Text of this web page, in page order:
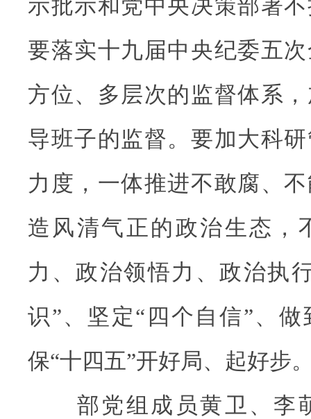
示批示和党中央决策部署
要落实十九届中央纪委五
方位、多层次的监督体系
导班子的监督。要加大科
力度，一体推进不敢腐、
造风清气正的政治生态，
力、政治领悟力、政治执
识”、坚定“四个自信”、
保“十四五”开好局、起好步
部党组成员黄卫、李